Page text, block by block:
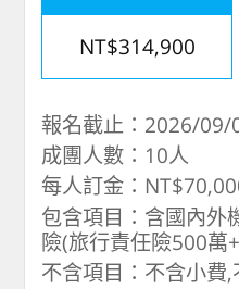
NT$314,900
報名截止：2026/09/
成團人數：10人
每人訂金：
包含項目：含國內外
險(旅行責任險500萬
不含項目：不含小費